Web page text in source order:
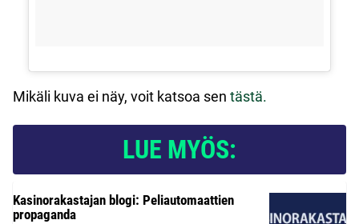
Mikäli kuva ei näy, voit katsoa sen tästä.
LUE MYÖS:
Kasinorakastajan blogi: Peliautomaattien
propaganda